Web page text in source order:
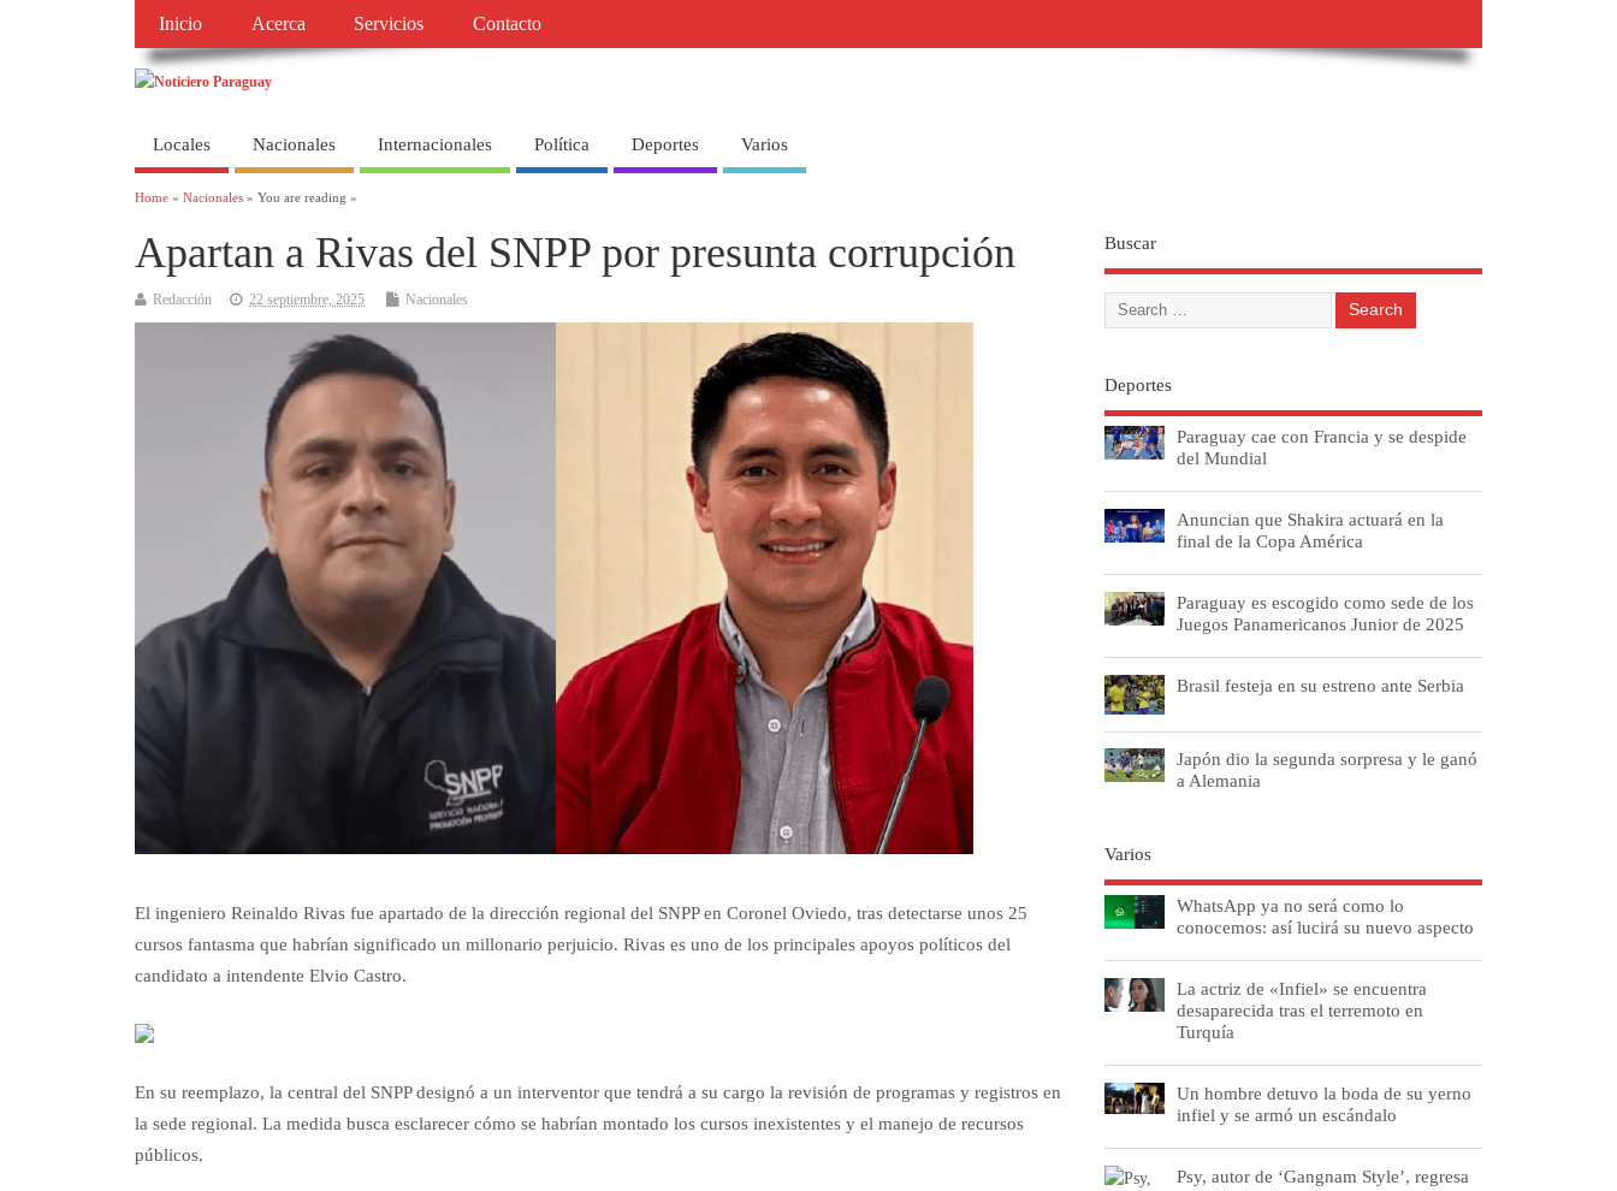
Inicio Acerca Servicios Contacto
Locales Nacionales Internacionales Política Deportes Varios
Home » Nacionales » You are reading »
Apartan a Rivas del SNPP por presunta corrupción
Redacción 22 septiembre, 2025 Nacionales
El ingeniero Reinaldo Rivas fue apartado de la dirección regional del SNPP en Coronel Oviedo, tras detectarse unos 25
cursos fantasma que habrían significado un millonario perjuicio. Rivas es uno de los principales apoyos políticos del
candidato a intendente Elvio Castro.
En su reemplazo, la central del SNPP designó a un interventor que tendrá a su cargo la revisión de programas y registros en
la sede regional. La medida busca esclarecer cómo se habrían montado los cursos inexistentes y el manejo de recursos
públicos.
Buscar
Deportes
Paraguay cae con Francia y se despide
del Mundial
Anuncian que Shakira actuará en la
final de la Copa América
Paraguay es escogido como sede de los
Juegos Panamericanos Junior de 2025
Brasil festeja en su estreno ante Serbia
Japón dio la segunda sorpresa y le ganó
a Alemania
Varios
WhatsApp ya no será como lo
conocemos: así lucirá su nuevo aspecto
La actriz de «Infiel» se encuentra
desaparecida tras el terremoto en
Turquía
Un hombre detuvo la boda de su yerno
infiel y se armó un escándalo
Psy, autor de ‘Gangnam Style’, regresa